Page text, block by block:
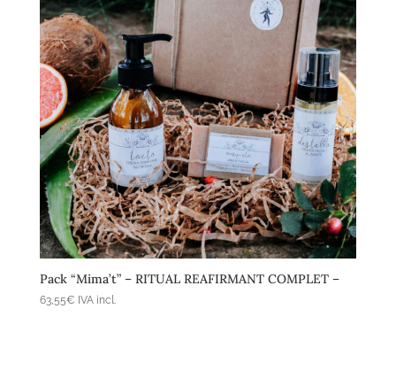
Pack “Mima’t” – RITUAL REAFIRMANT COMPLET –
63,55€ IVA incl.
Afegeix a la cistella